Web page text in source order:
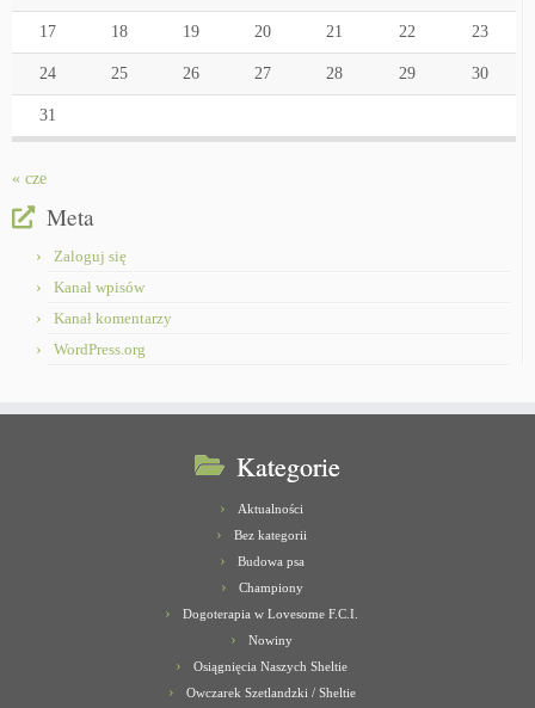
17 18 19 20 21 22 23
24 25 26 27 28 29 30
31
« cze
Meta
Zaloguj się
Kanał wpisów
Kanał komentarzy
WordPress.org
Kategorie
Aktualności
Bez kategorii
Budowa psa
Championy
Dogoterapia w Lovesome F.C.I.
Nowiny
Osiągnięcia Naszych Sheltie
Owczarek Szetlandzki / Sheltie